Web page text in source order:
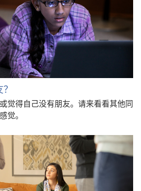
觉得自己没有朋友。请来看看其他同
觉。